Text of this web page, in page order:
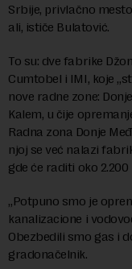
Srbije, privlačno
ali, ističe Bulatović.
To su: dve fabrike
Cumtobel i IMI, koje
nove radne zone:
Kalem, u čije
Radna zona Donje
njoj se već nalazi
gde će raditi oko
„Potpuno smo je
kanalizacione i
Obezbedili smo gas i
gradonačelnik.